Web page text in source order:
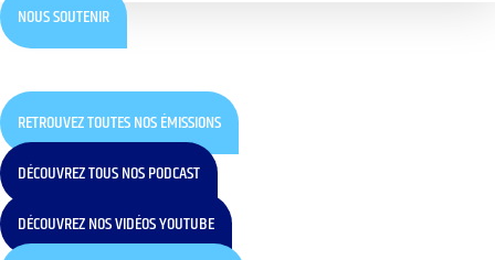
NOUS SOUTENIR
RETROUVEZ TOUTES NOS ÉMISSIONS
DÉCOUVREZ TOUS NOS PODCAST
DÉCOUVREZ NOS VIDÉOS YOUTUBE